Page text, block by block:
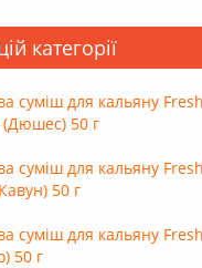
категорії
суміш для кальяну
(Дюшес) 50 г
суміш для кальяну
50 г
суміш для кальяну
50 г